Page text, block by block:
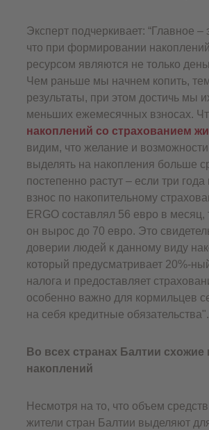
Эксперт подчеркивает: “Главное –
что при формировании
ресурсом являются не только
Чем раньше мы начнем копить,
результаты, при этом достичь мы
меньших ежемесячных взносах.
накоплений со страхованием
видим, что желание и
выделять на накопления больше
постепенно растут – если три
взнос по накопительному
ERGO составлял 56 евро в месяц,
он вырос до 70 евро. Это
доверии людей к данному виду
который предусматривает 20%-
налога и предоставляет
особенно важно для кормильцев
на себя кредитные обязательства".
Во всех странах Балтии схожие
накоплений
Несмотря на то, что объем
жители стран Балтии выделяют